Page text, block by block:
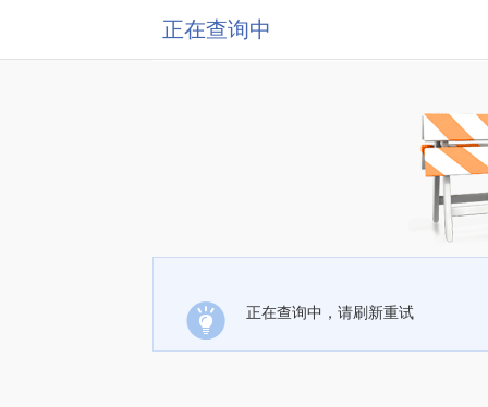
正在查询中
正在查询中，请刷新重试